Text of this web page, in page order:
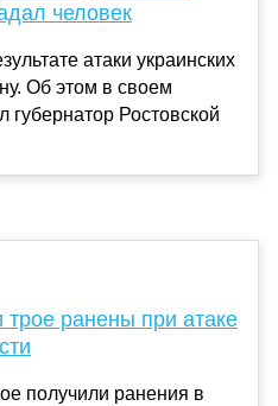
человек
атаки украинских
Об этом в своем
губернатор Ростовской
ранены при атаке
получили ранения в